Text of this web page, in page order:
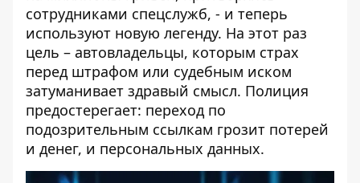
сотрудниками спецслужб, - и теперь
используют новую легенду. На этот раз
цель – автовладельцы, которым страх
перед штрафом или судебным иском
затуманивает здравый смысл. Полиция
предостерегает: переход по
подозрительным ссылкам грозит потерей
и денег, и персональных данных.